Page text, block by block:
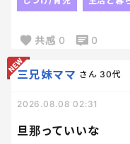
本ってさ、すごい大
たけど末っ子には本
共感 0 0
旦那っていいな
三兄妹ママ さん 30代
2026.08.08 02:31